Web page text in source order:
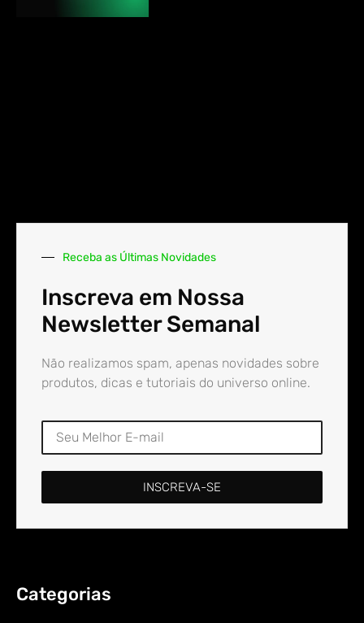
Receba as Últimas Novidades
Inscreva em Nossa
Newsletter Semanal
Não realizamos spam, apenas novidades sobre
produtos, dicas e tutoriais do universo online.
INSCREVA-SE
Categorias